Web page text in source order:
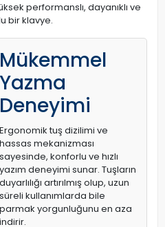
performanslı, dayanıklı ve
bir klavye.
Mükemmel
Yazma
Deneyimi
Ergonomik tuş dizilimi ve
hassas mekanizması
sayesinde, konforlu ve hızlı
yazım deneyimi sunar. Tuşların
duyarlılığı artırılmış olup, uzun
süreli kullanımlarda bile
parmak yorgunluğunu en aza
indirir.